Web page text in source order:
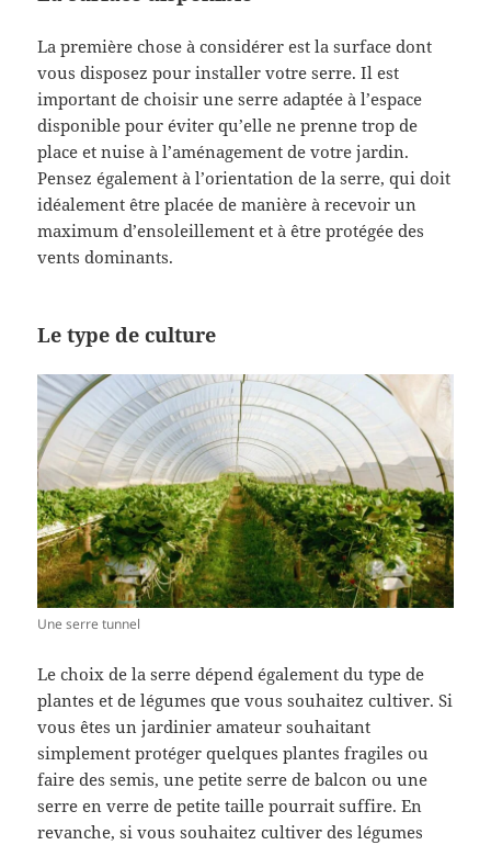
La première chose à considérer est la surface dont
vous disposez pour installer votre serre. Il est
important de choisir une serre adaptée à l’espace
disponible pour éviter qu’elle ne prenne trop de
place et nuise à l’aménagement de votre jardin.
Pensez également à l’orientation de la serre, qui doit
idéalement être placée de manière à recevoir un
maximum d’ensoleillement et à être protégée des
vents dominants.
Le type de culture
Une serre tunnel
Le choix de la serre dépend également du type de
plantes et de légumes que vous souhaitez cultiver. Si
vous êtes un jardinier amateur souhaitant
simplement protéger quelques plantes fragiles ou
faire des semis, une petite serre de balcon ou une
serre en verre de petite taille pourrait suffire. En
revanche, si vous souhaitez cultiver des légumes